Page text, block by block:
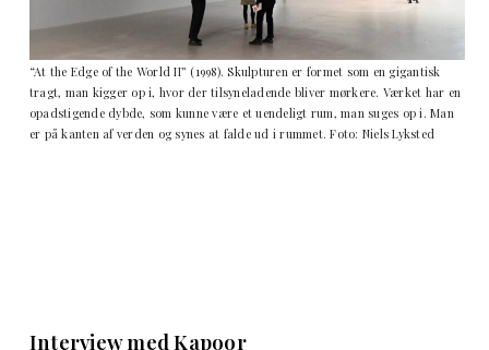
“At the Edge of the World II” (1998). Skulpturen er formet som en gigantisk
tragt, man kigger op i, hvor der tilsyneladende bliver mørkere. Værket har en
opadstigende dybde, som kunne være et uendeligt rum, man suges op i. Man
er på kanten af verden og synes at falde ud i rummet. Foto: Niels Lyksted
Interview med Kapoor